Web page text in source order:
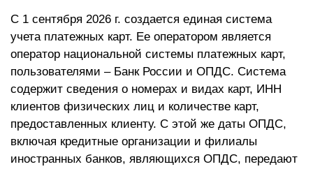
С 1 сентября 2026 г. создается единая система
учета платежных карт. Ее оператором является
оператор национальной системы платежных карт,
пользователями – Банк России и ОПДС. Система
содержит сведения о номерах и видах карт, ИНН
клиентов физических лиц и количестве карт,
предоставленных клиенту. С этой же даты ОПДС,
включая кредитные организации и филиалы
иностранных банков, являющихся ОПДС, передают